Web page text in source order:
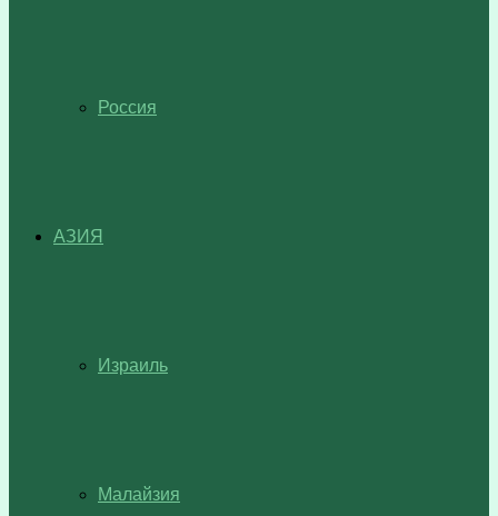
Россия
АЗИЯ
Израиль
Малайзия